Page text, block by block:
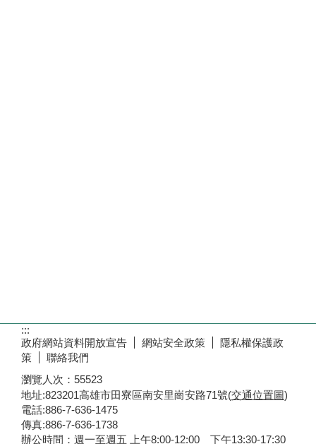
:::
政府網站資料開放宣告
網站安全政策
隱私權保護政
策
聯絡我們
瀏覽人次： 55523
地址:823201高雄市田寮區南安里崗安路71號(交通位置圖)
電話:886-7-636-1475
傳真:886-7-636-1738
辦公時間：週一至週五 上午8:00-12:00 下午13:30-17:30